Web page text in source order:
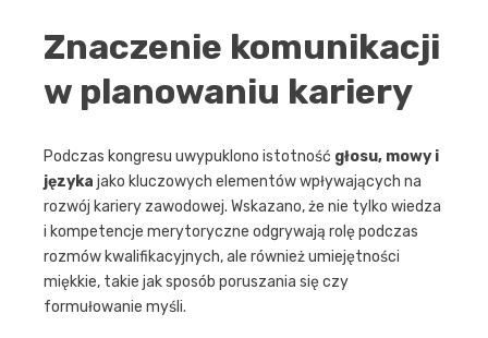
Znaczenie komunikacji
w planowaniu kariery
Podczas kongresu uwypuklono istotność głosu, mowy i
języka jako kluczowych elementów wpływających na
rozwój kariery zawodowej. Wskazano, że nie tylko wiedza
i kompetencje merytoryczne odgrywają rolę podczas
rozmów kwalifikacyjnych, ale również umiejętności
miękkie, takie jak sposób poruszania się czy
formułowanie myśli.